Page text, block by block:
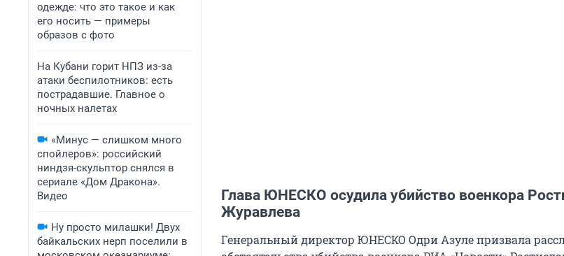
одежде: что это такое и как
его носить — примеры
образов с фото
На Кубани горит НПЗ из-за
атаки беспилотников: есть
пострадавшие. Главное о
ночных налетах
«Минус — слишком много
спойлеров»: российский
ниндзя-скульптор снялся в
сериале «Дом Дракона».
Видео
Ну просто милашки! Двух
байкальских нерп поселили в
Глава ЮНЕСКО осудила убийство военкора
Журавлева
Генеральный директор ЮНЕСКО Одри Азуле призвала